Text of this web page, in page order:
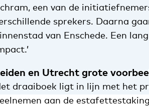
een van de
sprekers. Daarna
van Enschede. Een
en Utrecht grote
draaiboek ligt in lijn met het
aan de